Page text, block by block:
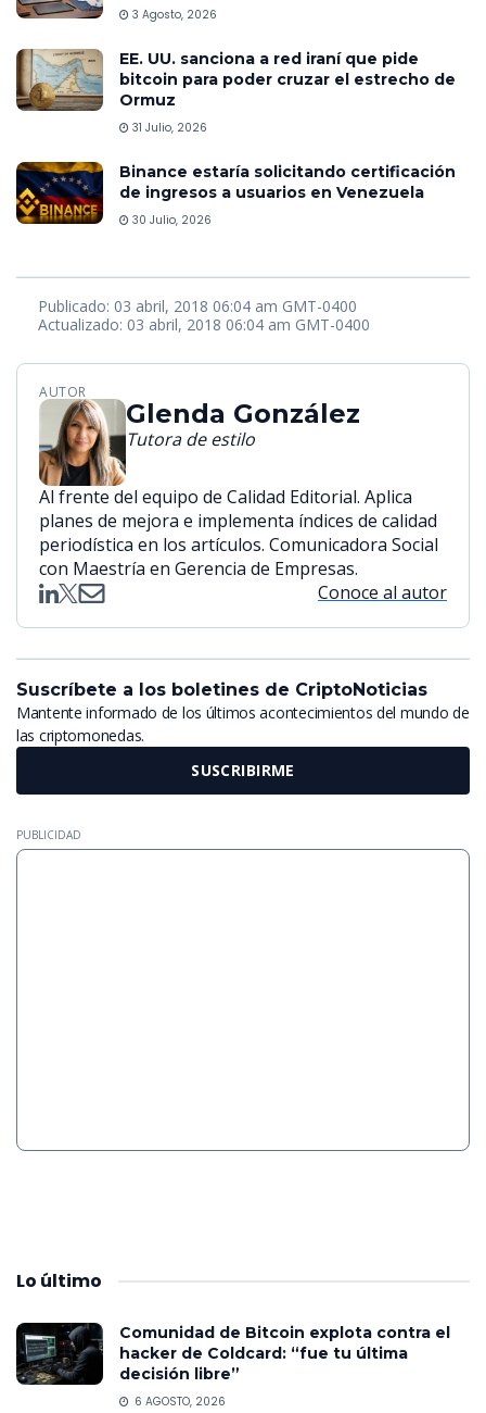
3 Agosto, 2026
EE. UU. sanciona a red iraní que pide
bitcoin para poder cruzar el estrecho de
Ormuz
31 Julio, 2026
Binance estaría solicitando certificación
de ingresos a usuarios en Venezuela
30 Julio, 2026
Publicado: 03 abril, 2018 06:04 am GMT-0400
Actualizado: 03 abril, 2018 06:04 am GMT-0400
AUTOR
Glenda González
Tutora de estilo
Al frente del equipo de Calidad Editorial. Aplica
planes de mejora e implementa índices de calidad
periodística en los artículos. Comunicadora Social
con Maestría en Gerencia de Empresas.
Conoce al autor
Suscríbete a los boletines de CriptoNoticias
Mantente informado de los últimos acontecimientos del mundo de
las criptomonedas.
SUSCRIBIRME
PUBLICIDAD
Lo último
Comunidad de Bitcoin explota contra el
hacker de Coldcard: “fue tu última
decisión libre”
6 AGOSTO, 2026